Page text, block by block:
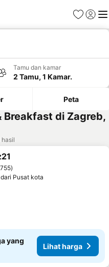
FavoritLogin
Tamu dan kamar
2 Tamu, 1 Kamar.
Peta
Breakfast di Zagreb,
hasil
ke favorit
755
Pusat kota
yang
Lihat harga